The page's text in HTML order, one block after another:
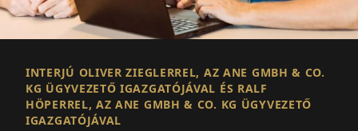
INTERJÚ OLIVER ZIEGLERREL, AZ ANE GMBH & CO.
KG ÜGYVEZETŐ IGAZGATÓJÁVAL ÉS RALF
HÖPERREL, AZ ANE GMBH & CO. KG ÜGYVEZETŐ
IGAZGATÓJÁVAL